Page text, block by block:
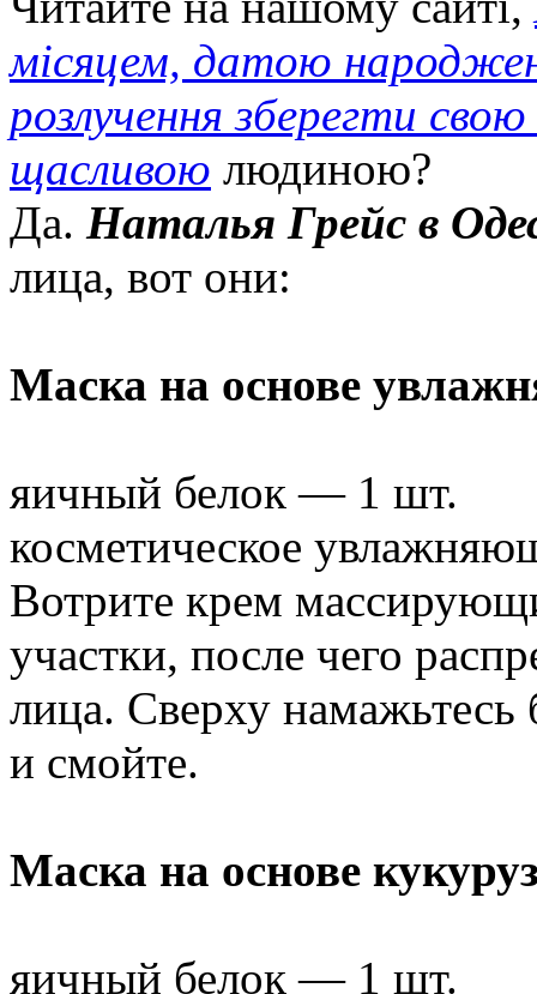
місяцем, датою
розлучення зберегти
щасливою людиною?
Да. Наталья Грейс в
лица, вот они:
Маска на основе
яичный белок — 1 шт.
косметическое
Вотрите крем
участки, после чего
лица. Сверху
и смойте.
Маска на основе
яичный белок — 1 шт.